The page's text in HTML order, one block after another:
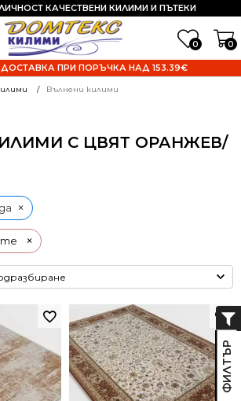
0 0
КАЧЕСТВЕНИ КИЛИМИ И ПЪТЕКИ
ПРИ ПОРЪЧКА НАД 153.39€
Вълнени килими
С ЦВЯТ ОРАНЖЕВ/
×
×